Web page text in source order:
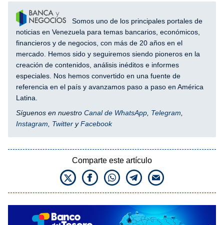
Somos uno de los principales portales de
noticias en Venezuela para temas bancarios, económicos,
financieros y de negocios, con más de 20 años en el
mercado. Hemos sido y seguiremos siendo pioneros en la
creación de contenidos, análisis inéditos e informes
especiales. Nos hemos convertido en una fuente de
referencia en el país y avanzamos paso a paso en América
Latina.
Síguenos en nuestro Canal de WhatsApp Telegram
Instagram
Twitter yFacebook
Comparte este artículo